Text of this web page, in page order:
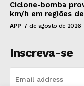
Ciclone-bomba
km/h em regiões
APP 7 de agosto de 2026
Inscreva-se